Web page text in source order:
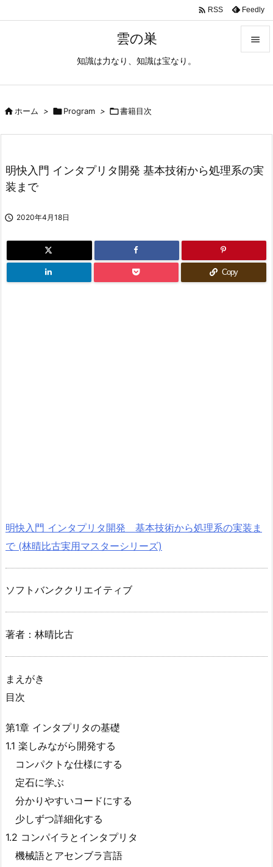
雲の巣
知識は力なり、知識は宝なり。

次へ
 RSS Feedly
ホーム > Program > 書籍目次
明快入門 インタプリタ開発 基本技術から処理系の実
装まで
 2020年4月18日
Copy
明快入門 インタプリタ開発 基本技術から処理系の実装ま
で (林晴比古実用マスターシリーズ)
ソフトバンククリエイティブ
著者：林晴比古
まえがき
目次
第1章 インタプリタの基礎
1.1 楽しみながら開発する
コンパクトな仕様にする
定石に学ぶ
分かりやすいコードにする
少しずつ詳細化する
1.2 コンパイラとインタプリタ
機械語とアセンブラ言語